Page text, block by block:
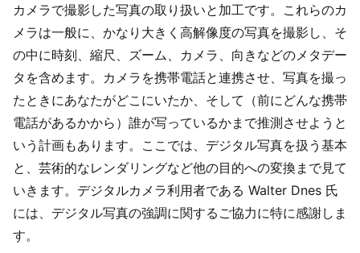
カメラで撮影した写真の取り扱いと加工です。これらのカ
メラは一般に、かなり大きく高解像度の写真を撮影し、そ
の中に時刻、縮尺、ズーム、カメラ、向きなどのメタデー
タを含めます。カメラを携帯電話と連携させ、写真を撮っ
たときにあなたがどこにいたか、そして（前にどんな携帯
電話があるかから）誰が写っているかまで推測させようと
いう計画もあります。ここでは、デジタル写真を扱う基本
と、芸術的なレンダリングなど他の目的への変換まで見て
いきます。デジタルカメラ利用者である Walter Dnes 氏
には、デジタル写真の強調に関するご協力に特に感謝しま
す。